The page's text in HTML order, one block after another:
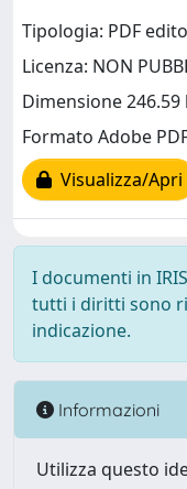
Tipologia: PDF
Licenza: NON
Dimensione 246.59
Formato Adobe
Visualizza/Apri
I documenti in
tutti i diritti sono
indicazione.
Informazioni
Utilizza questo